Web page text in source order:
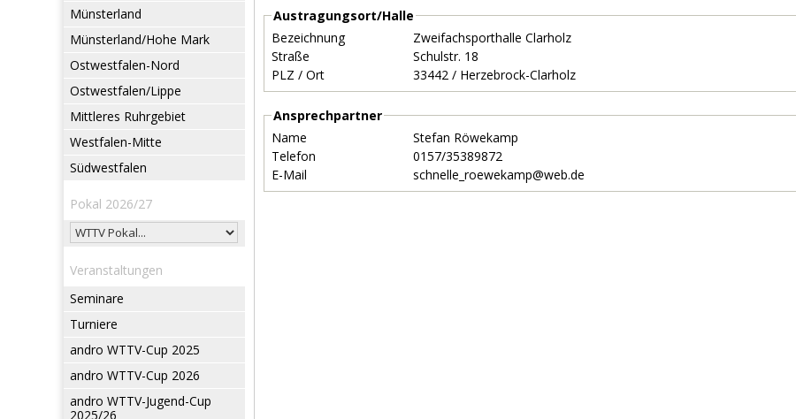
Münsterland
Münsterland/Hohe Mark
Ostwestfalen-Nord
Ostwestfalen/Lippe
Mittleres Ruhrgebiet
Westfalen-Mitte
Südwestfalen
Pokal 2026/27
Veranstaltungen
Seminare
Turniere
andro WTTV-Cup 2025
andro WTTV-Cup 2026
andro WTTV-Jugend-Cup
2025/26
Austragungsort/Halle
Bezeichnung
Zweifachsporthalle Clarholz
Straße
Schulstr. 18
PLZ / Ort
33442 / Herzebrock-Clarholz
Ansprechpartner
Name
Stefan Röwekamp
Telefon
0157/35389872
E-Mail
schnelle_roewekamp@web.de